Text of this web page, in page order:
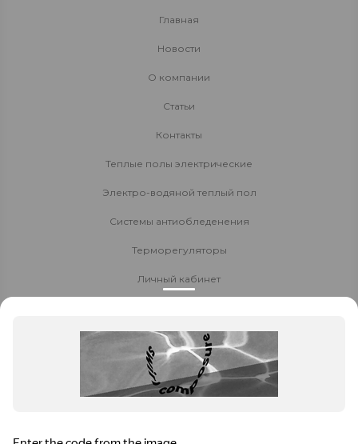
Главная
Новости
О компании
Статьи
Контакты
Теплые полы электрические
Электро-водяной теплый пол
Системы антиобледенения
Терморегуляторы
Личный кабинет
Стать партнёром
Политика конфиденциальности
Контакты